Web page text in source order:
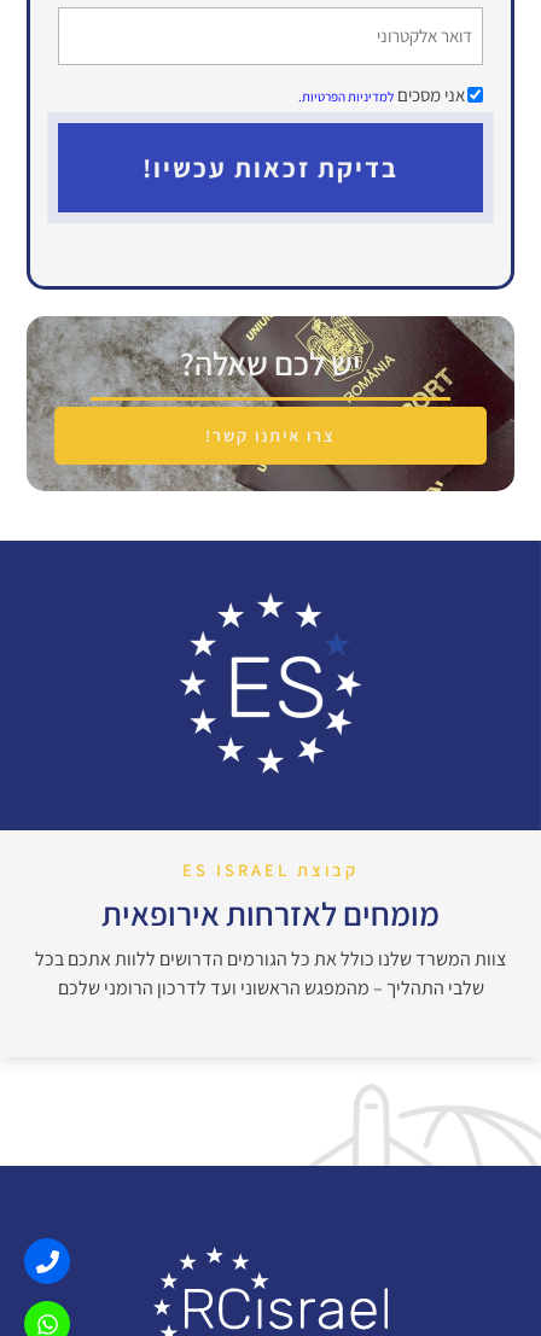
דואר
אלקטרוני
(אופציונלי)
ללא
כותרת
אני מסכים למדיניות הפרטיות.
יש לכם שאלה?
צרו איתנו קשר!
קבוצת ES ISRAEL
מומחים לאזרחות אירופאית
צוות המשרד שלנו כולל את כל הגורמים הדרושים ללוות אתכם בכל
שלבי התהליך – מהמפגש הראשוני ועד לדרכון הרומני שלכם